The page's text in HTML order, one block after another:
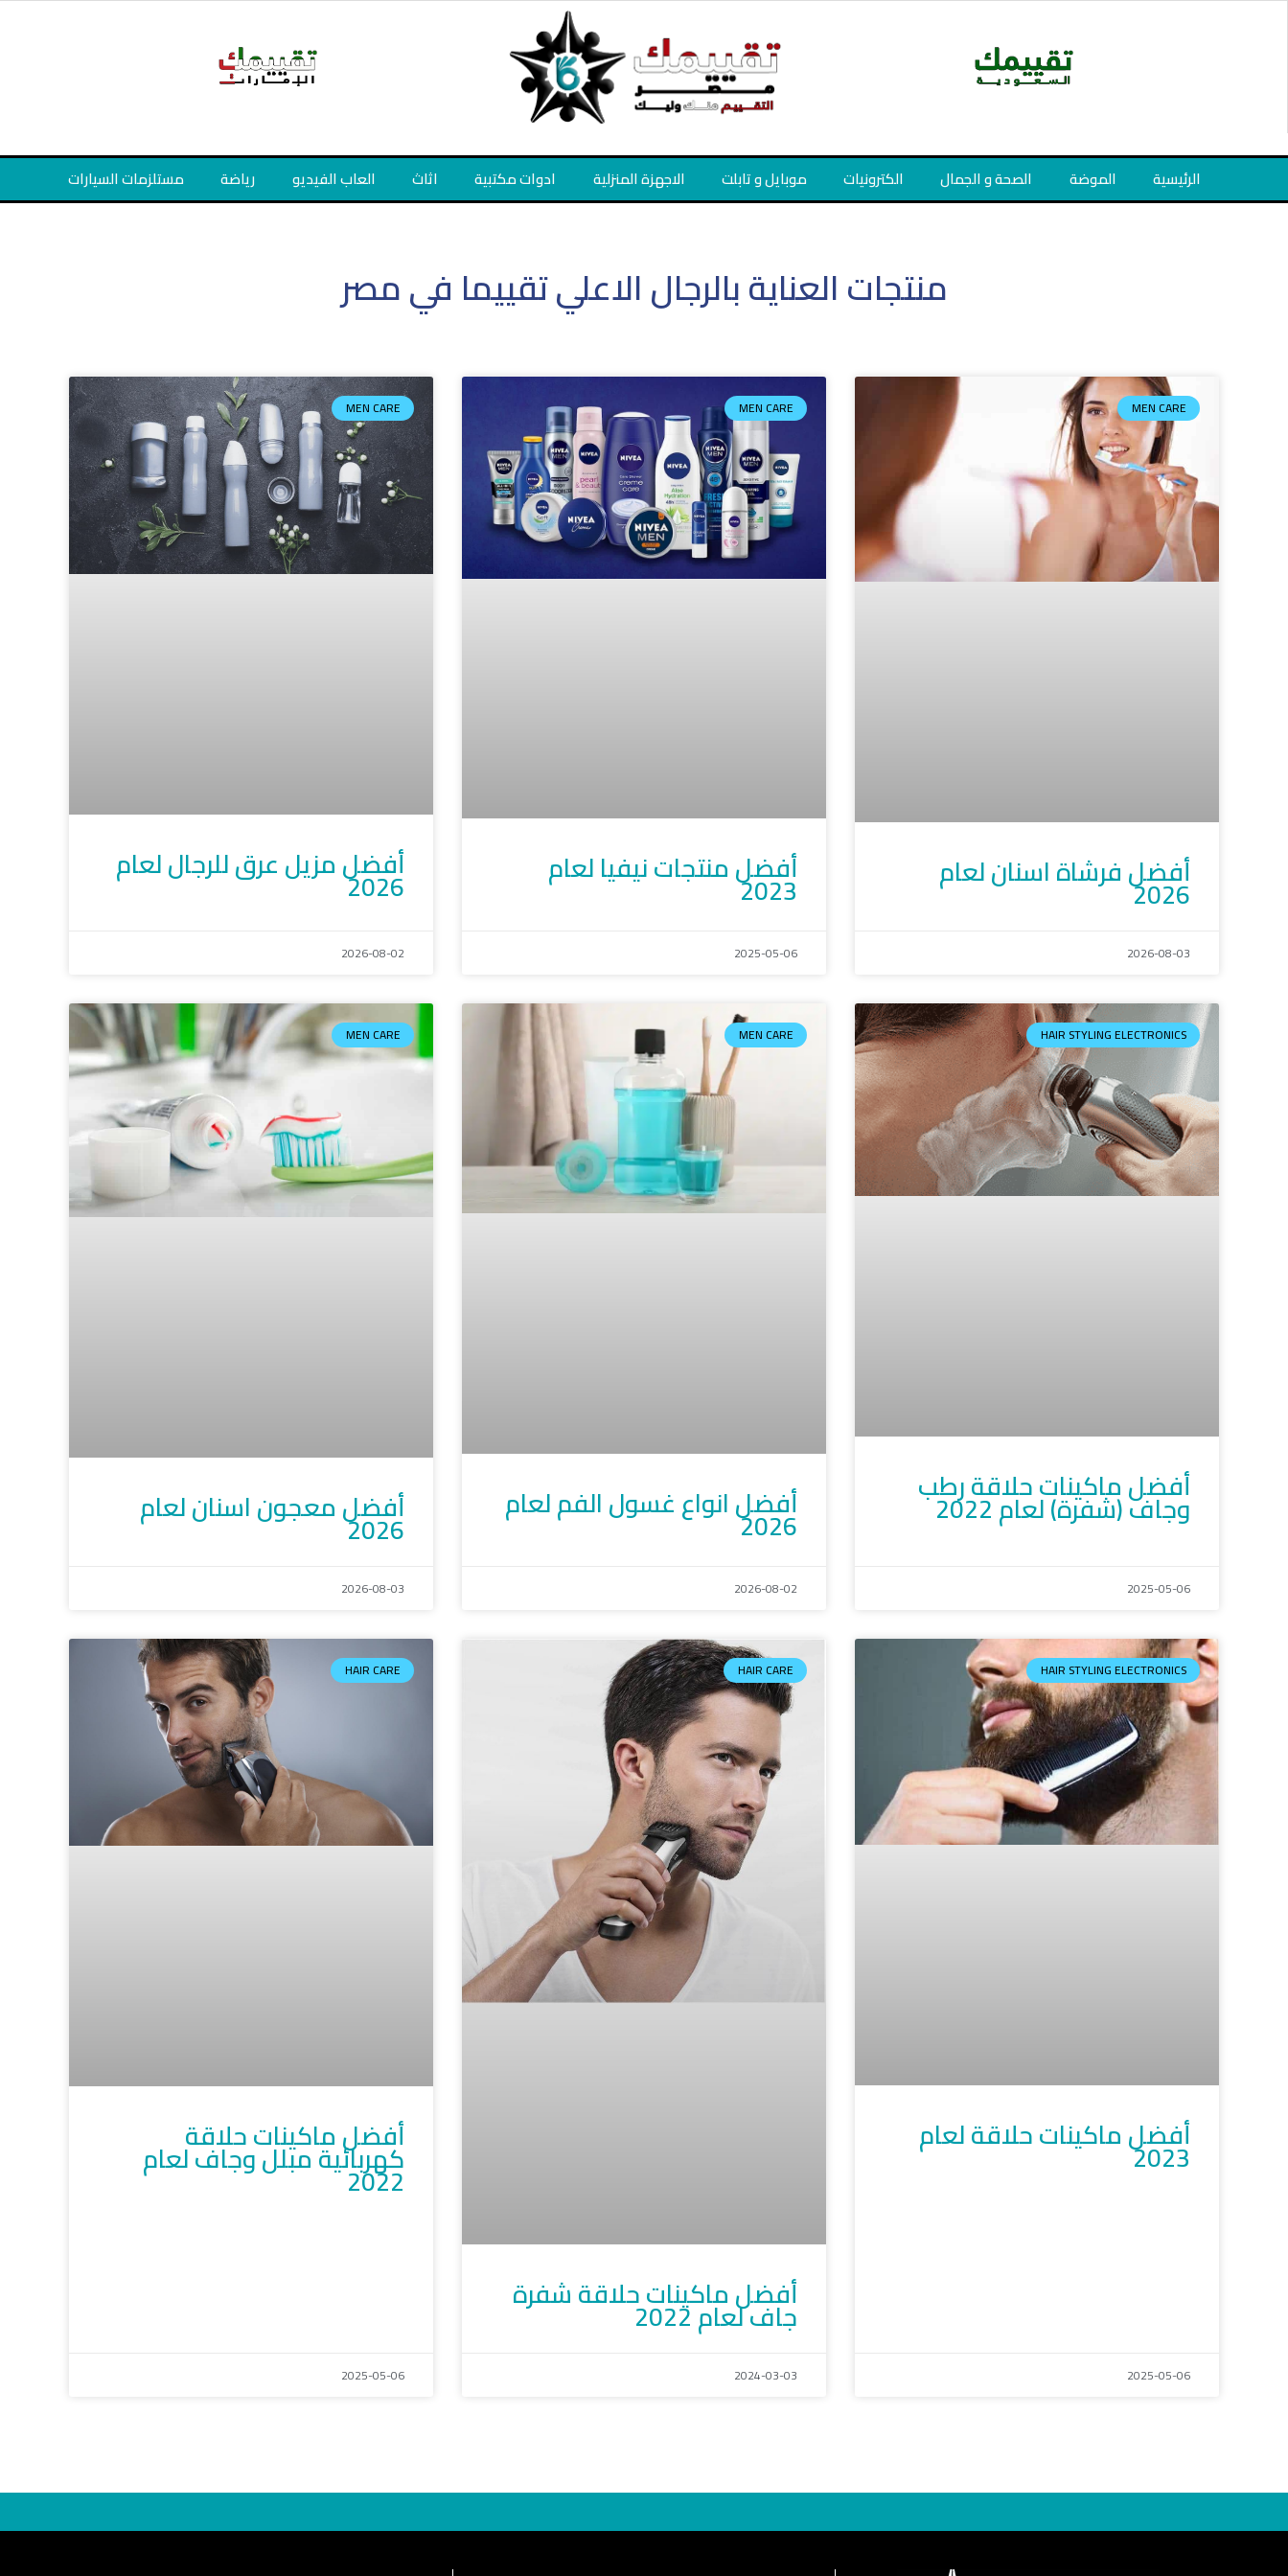
تخطي
الرئيسية الموضة الصحة و الجمال الكترونيات موبايل و تابلت الاجهزة المنزلية ادوات مكتبية اثاث العاب الفيديو رياضة مستلزمات السيارات
منتجات العناية بالرجال الاعلي تقييما في مصر
MEN CARE
أفضل فرشاة اسنان لعام
2026
2026-08-03
MEN CARE
أفضل منتجات نيفيا لعام
2023
2025-05-06
MEN CARE
أفضل مزيل عرق للرجال لعام
2026
2026-08-02
HAIR STYLING ELECTRONICS
أفضل ماكينات حلاقة رطب
وجاف (شفرة) لعام 2022
2025-05-06
MEN CARE
أفضل انواع غسول الفم لعام
2026
2026-08-02
MEN CARE
أفضل معجون اسنان لعام
2026
2026-08-03
HAIR STYLING ELECTRONICS
أفضل ماكينات حلاقة لعام
2023
2025-05-06
HAIR CARE
أفضل ماكينات حلاقة شفرة
جاف لعام 2022
2024-03-03
HAIR CARE
أفضل ماكينات حلاقة
كهربائية مبلل وجاف لعام
2022
2025-05-06